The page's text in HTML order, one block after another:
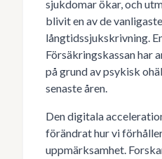
sjukdomar ökar, och
blivit en av de
långtidssjukskrivning.
Försäkringskassan har
på grund av psykisk
senaste åren.
Den digitala
förändrat hur vi
uppmärksamhet.